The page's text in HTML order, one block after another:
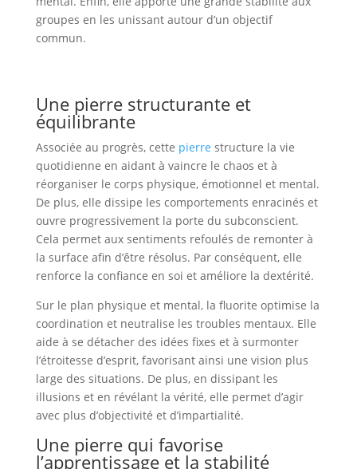
groupes en les unissant autour d’un objectif
commun.
Une pierre structurante et
équilibrante
Associée au progrès, cette pierre structure la vie
quotidienne en aidant à vaincre le chaos et à
réorganiser le corps physique, émotionnel et mental.
De plus, elle dissipe les comportements enracinés et
ouvre progressivement la porte du subconscient.
Cela permet aux sentiments refoulés de remonter à
la surface afin d’être résolus. Par conséquent, elle
renforce la confiance en soi et améliore la dextérité.
Sur le plan physique et mental, la fluorite optimise la
coordination et neutralise les troubles mentaux. Elle
aide à se détacher des idées fixes et à surmonter
l’étroitesse d’esprit, favorisant ainsi une vision plus
large des situations. De plus, en dissipant les
illusions et en révélant la vérité, elle permet d’agir
avec plus d’objectivité et d’impartialité.
Une pierre qui favorise
l’apprentissage et la stabilité